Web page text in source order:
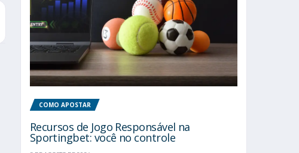
COMO APOSTAR
Recursos de Jogo Responsável na
Sportingbet: você no controle